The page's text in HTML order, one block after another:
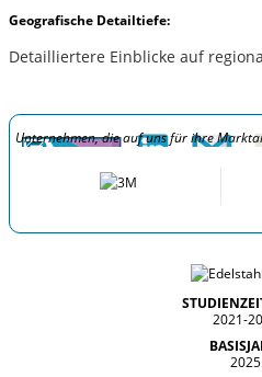
Geografische Detailtiefe:
Detailliertere Einblicke auf
Unternehmen, die auf uns für ihre
2021-
2025